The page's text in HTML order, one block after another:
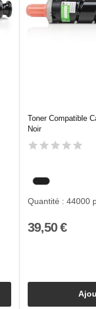
Toner Compatible
Noir
Quantité : 44000
39,50 €